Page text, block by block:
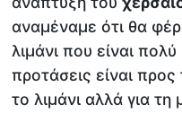
αναμέναμε ότι θα
λιμάνι που είναι
προτάσεις είναι
το λιμάνι αλλά για τη